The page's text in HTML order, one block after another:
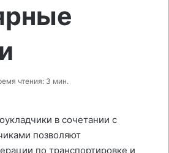
чтения: 3 мин.
в сочетании с
позволяют
по транспортировке и